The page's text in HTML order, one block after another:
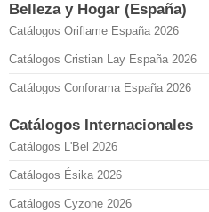
Belleza y Hogar (España)
Catálogos Oriflame España 2026
Catálogos Cristian Lay España 2026
Catálogos Conforama España 2026
Catálogos Internacionales
Catálogos L'Bel 2026
Catálogos Ésika 2026
Catálogos Cyzone 2026